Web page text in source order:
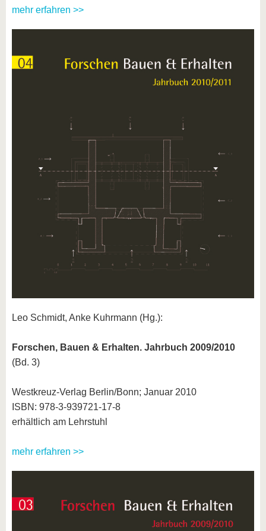
mehr erfahren >>
Leo Schmidt, Anke Kuhrmann (Hg.):
Forschen, Bauen & Erhalten. Jahrbuch 2009/2010
(Bd. 3)
Westkreuz-Verlag Berlin/Bonn; Januar 2010
ISBN: 978-3-939721-17-8
erhältlich am Lehrstuhl
mehr erfahren >>